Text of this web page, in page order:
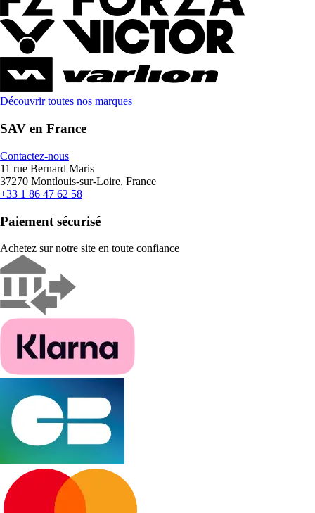
Découvrir toutes nos marques
SAV en France
Contactez-nous
11 rue Bernard Maris
37270 Montlouis-sur-Loire, France
+33 1 86 47 62 58
Paiement sécurisé
Achetez sur notre site en toute confiance